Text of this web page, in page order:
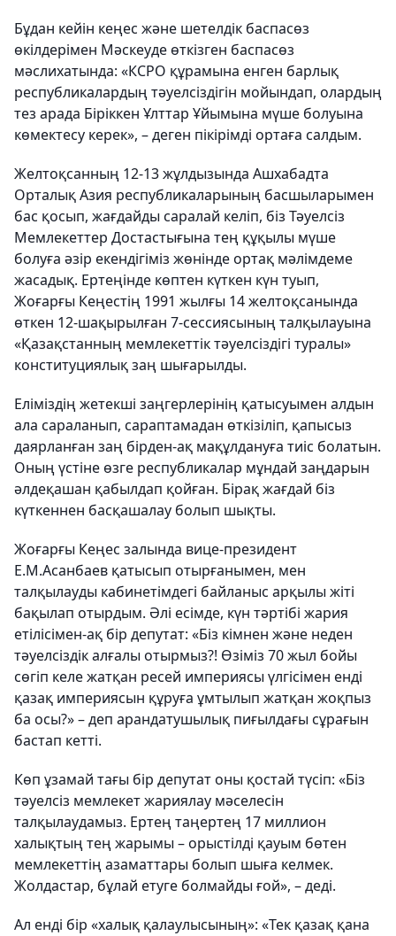
Бұдан кейін кеңес және шетелдік баспасөз
өкілдерімен Мәскеуде өткізген баспасөз
мәслихатында: «КСРО құрамына енген барлық
республикалардың тәуелсіздігін мойындап, олардың
тез арада Біріккен Ұлттар Ұйымына мүше болуына
көмектесу керек», – деген пікірімді ортаға салдым.
Желтоқсанның 12-13 жұлдызында Ашхабадта
Орталық Азия республикаларының басшыларымен
бас қосып, жағдайды саралай келіп, біз Тәуелсіз
Мемлекеттер Достастығына тең құқылы мүше
болуға әзір екендігіміз жөнінде ортақ мәлімдеме
жасадық. Ертеңінде көптен күткен күн туып,
Жоғарғы Кеңестің 1991 жылғы 14 желтоқсанында
өткен 12-шақырылған 7-сессиясының талқылауына
«Қазақстанның мемлекеттік тәуелсіздігі туралы»
конституциялық заң шығарылды.
Еліміздің жетекші заңгерлерінің қатысуымен алдын
ала сараланып, сараптамадан өткізіліп, қапысыз
даярланған заң бірден-ақ мақұлдануға тиіс болатын.
Оның үстіне өзге республикалар мұндай заңдарын
әлдеқашан қабылдап қойған. Бірақ жағдай біз
күткеннен басқашалау болып шықты.
Жоғарғы Кеңес залында вице-президент
Е.М.Асанбаев қатысып отырғанымен, мен
талқылауды кабинетімдегі байланыс арқылы жіті
бақылап отырдым. Әлі есімде, күн тәртібі жария
етілісімен-ақ бір депутат: «Біз кімнен және неден
тәуелсіздік алғалы отырмыз?! Өзіміз 70 жыл бойы
сөгіп келе жатқан ресей империясы үлгісімен енді
қазақ империясын құруға ұмтылып жатқан жоқпыз
ба осы?» – деп арандатушылық пиғылдағы сұрағын
бастап кетті.
Көп ұзамай тағы бір депутат оны қостай түсіп: «Біз
тәуелсіз мемлекет жариялау мәселесін
талқылаудамыз. Ертең таңертең 17 миллион
халықтың тең жарымы – орыстілді қауым бөтен
мемлекеттің азаматтары болып шыға келмек.
Жолдастар, бұлай етуге болмайды ғой», – деді.
Ал енді бір «халық қалаулысының»: «Тек қазақ қана